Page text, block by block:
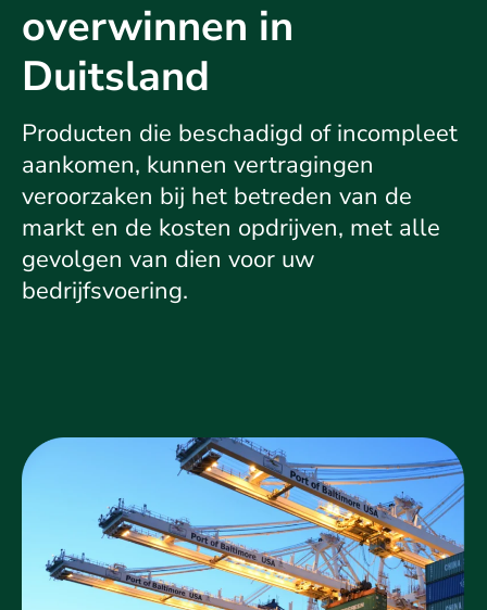
overwinnen in
Duitsland
Producten die beschadigd of incompleet
aankomen, kunnen vertragingen
veroorzaken bij het betreden van de
markt en de kosten opdrijven, met alle
gevolgen van dien voor uw
bedrijfsvoering.